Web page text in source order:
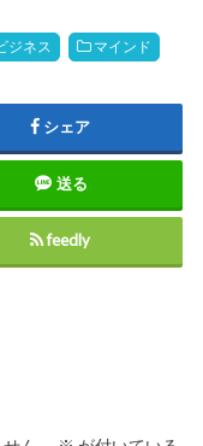
ジネス マインド
シェア
送る
feedly